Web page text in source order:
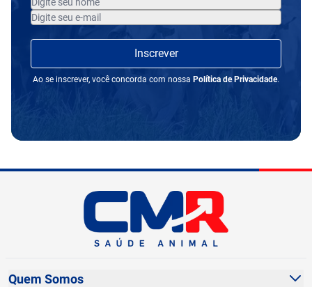
Inscrever
Ao se inscrever, você concorda com nossa Política de Privacidade.
Quem Somos